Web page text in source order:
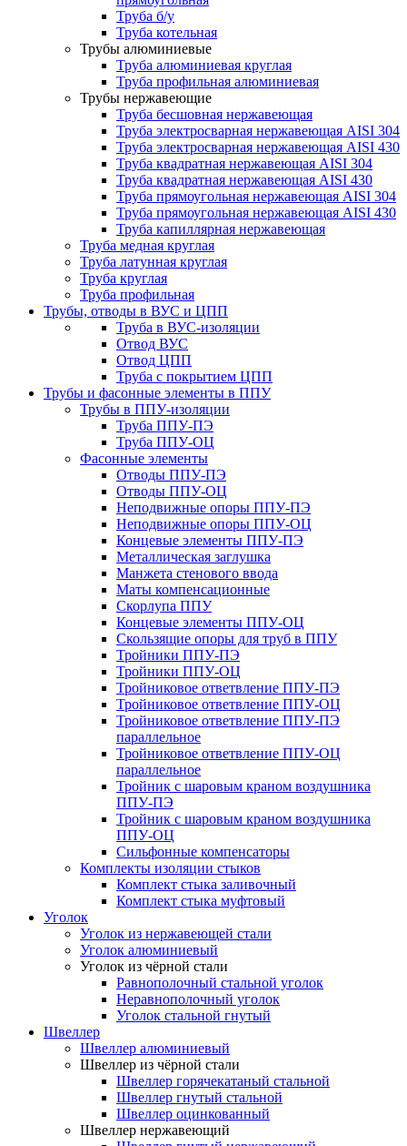
Труба б/у
Труба котельная
Трубы алюминиевые
Труба алюминиевая круглая
Труба профильная алюминиевая
Трубы нержавеющие
Труба бесшовная нержавеющая
Труба электросварная нержавеющая AISI 304
Труба электросварная нержавеющая AISI 430
Труба квадратная нержавеющая AISI 304
Труба квадратная нержавеющая AISI 430
Труба прямоугольная нержавеющая AISI 304
Труба прямоугольная нержавеющая AISI 430
Труба капиллярная нержавеющая
Труба медная круглая
Труба латунная круглая
Труба круглая
Труба профильная
Трубы, отводы в ВУС и ЦПП
Труба в ВУС-изоляции
Отвод ВУС
Отвод ЦПП
Труба с покрытием ЦПП
Трубы и фасонные элементы в ППУ
Трубы в ППУ-изоляции
Труба ППУ-ПЭ
Труба ППУ-ОЦ
Фасонные элементы
Отводы ППУ-ПЭ
Отводы ППУ-ОЦ
Неподвижные опоры ППУ-ПЭ
Неподвижные опоры ППУ-ОЦ
Концевые элементы ППУ-ПЭ
Металлическая заглушка
Манжета стенового ввода
Маты компенсационные
Скорлупа ППУ
Концевые элементы ППУ-ОЦ
Скользящие опоры для труб в ППУ
Тройники ППУ-ПЭ
Тройники ППУ-ОЦ
Тройниковое ответвление ППУ-ПЭ
Тройниковое ответвление ППУ-ОЦ
Тройниковое ответвление ППУ-ПЭ
параллельное
Тройниковое ответвление ППУ-ОЦ
параллельное
Тройник с шаровым краном воздушника
ППУ-ПЭ
Тройник с шаровым краном воздушника
ППУ-ОЦ
Сильфонные компенсаторы
Комплекты изоляции стыков
Комплект стыка заливочный
Комплект стыка муфтовый
Уголок
Уголок из нержавеющей стали
Уголок алюминиевый
Уголок из чёрной стали
Равнополочный стальной уголок
Неравнополочный уголок
Уголок стальной гнутый
Швеллер
Швеллер алюминиевый
Швеллер из чёрной стали
Швеллер горячекатаный стальной
Швеллер гнутый стальной
Швеллер оцинкованный
Швеллер нержавеющий